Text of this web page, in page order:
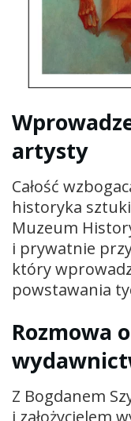
artysty
Całość
historyka
Muzeum
i prywatnie
który
powstawania
Rozmowa
Z Bogdanem
i założycielem